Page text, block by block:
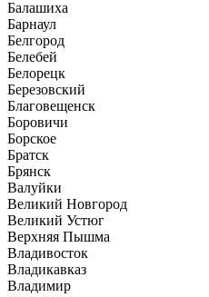
Балашиха
Барнаул
Белгород
Белебей
Белорецк
Березовский
Благовещенск
Боровичи
Борское
Братск
Брянск
Валуйки
Великий Новгород
Великий Устюг
Верхняя Пышма
Владивосток
Владикавказ
Владимир